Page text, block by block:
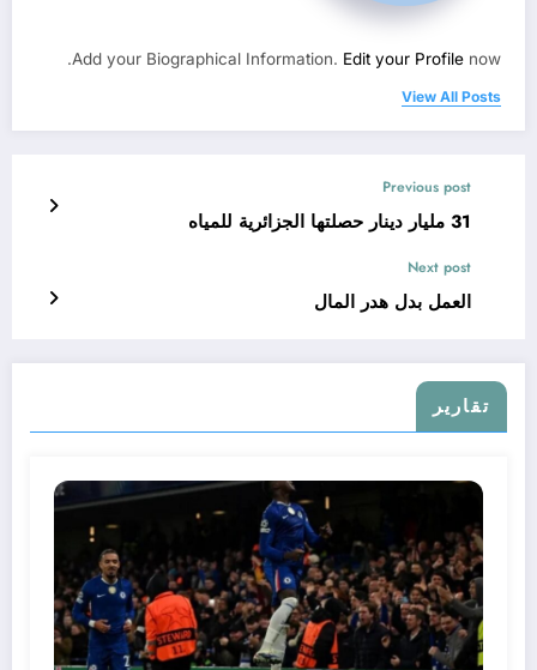
Add your Biographical Information. Edit your Profile now.
View All Posts
Previous post
31 مليار دينار حصلتها الجزائرية للمياه
Next post
العمل بدل هدر المال
تقارير